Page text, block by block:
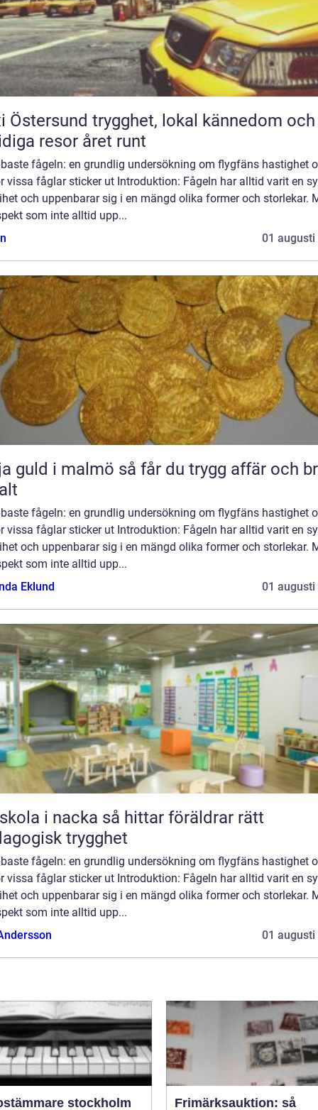
trygghet, lokal kännedom och
resor året runt
fågeln: en grundlig undersökning om flygfäns hastighet
vissa fåglar sticker ut Introduktion: Fågeln har alltid varit en
och uppenbarar sig i en mängd olika former och storlekar.
som inte alltid upp...
01 augusti
i malmö så får du trygg affär och bra
fågeln: en grundlig undersökning om flygfäns hastighet
vissa fåglar sticker ut Introduktion: Fågeln har alltid varit en
och uppenbarar sig i en mängd olika former och storlekar.
som inte alltid upp...
Eklund
01 augusti
i nacka så hittar föräldrar rätt
trygghet
fågeln: en grundlig undersökning om flygfäns hastighet
vissa fåglar sticker ut Introduktion: Fågeln har alltid varit en
och uppenbarar sig i en mängd olika former och storlekar.
som inte alltid upp...
01 augusti
stockholm Frimärksauktion: så